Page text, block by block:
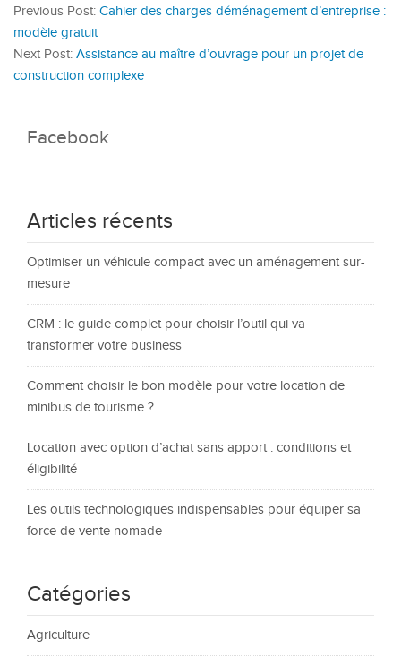
Previous Post: Cahier des charges déménagement d’entreprise :
modèle gratuit
Next Post: Assistance au maître d’ouvrage pour un projet de
construction complexe
Facebook
Articles récents
Optimiser un véhicule compact avec un aménagement sur-
mesure
CRM : le guide complet pour choisir l’outil qui va
transformer votre business
Comment choisir le bon modèle pour votre location de
minibus de tourisme ?
Location avec option d’achat sans apport : conditions et
éligibilité
Les outils technologiques indispensables pour équiper sa
force de vente nomade
Catégories
Agriculture